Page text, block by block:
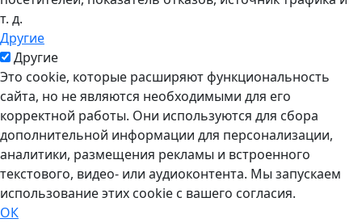
т. д.
Другие
Другие
Это cookie, которые расширяют функциональность
сайта, но не являются необходимыми для его
корректной работы. Они используются для сбора
дополнительной информации для персонализации,
аналитики, размещения рекламы и встроенного
текстового, видео- или аудиоконтента. Мы запускаем
использование этих cookie с вашего согласия.
ОК